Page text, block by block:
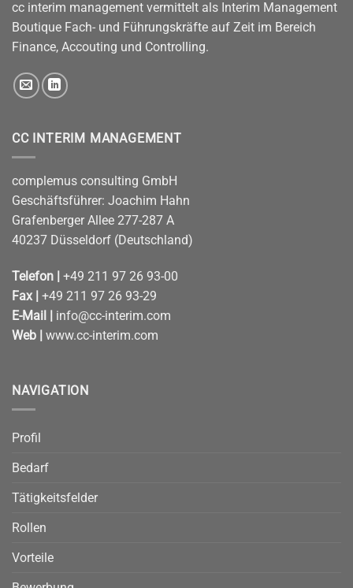
cc interim management vermittelt als Interim Management
Boutique Fach- und Führungskräfte auf Zeit im Bereich
Finance, Accouting und Controlling.
CC INTERIM MANAGEMENT
complemus consulting GmbH
Geschäftsführer: Joachim Hahn
Grafenberger Allee 277-287 A
40237 Düsseldorf (Deutschland)
Telefon | +49 211 97 26 93-00
Fax | +49 211 97 26 93-29
E-Mail | info@cc-interim.com
Web | www.cc-interim.com
NAVIGATION
Profil
Bedarf
Tätigkeitsfelder
Rollen
Vorteile